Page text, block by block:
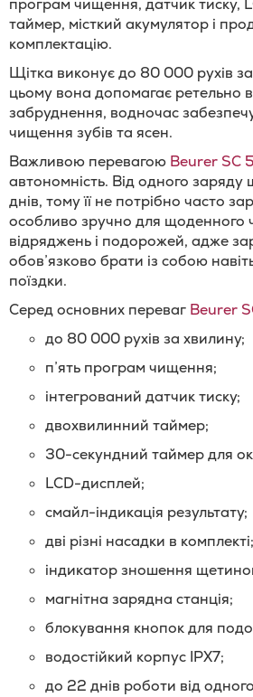
програм чищення, датчик тиску,
таймер, місткий акумулятор і
комплектацію.
Щітка виконує до 80 000 рухів
цьому вона допомагає ретельно
забруднення, водночас
чищення зубів та ясен.
Важливою перевагою Beurer SC
автономність. Від одного
днів, тому її не потрібно часто
особливо зручно для щоденного
відряджень і подорожей, адже
обов’язково брати із собою
поїздки.
Серед основних переваг Beurer
до 80 000 рухів за хвилину;
п’ять програм чищення;
інтегрований датчик тиску;
двохвилинний таймер;
30-секундний таймер для
LCD-дисплей;
смайл-індикація результату;
дві різні насадки в комплекті;
індикатор зношення
магнітна зарядна станція;
блокування кнопок для
водостійкий корпус IPX7;
до 22 днів роботи від